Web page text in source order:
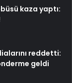
kaza yaptı:
reddetti:
geldi